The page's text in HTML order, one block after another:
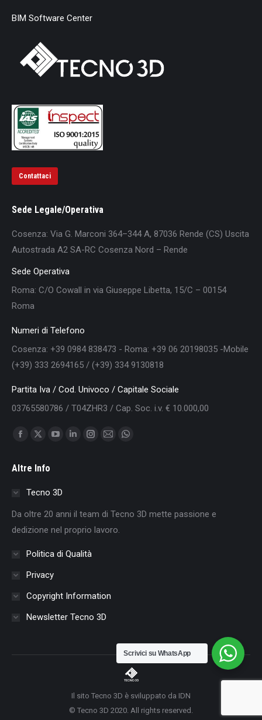
BIM Software Center
Contattaci
Sede Legale/Operativa
Cosenza: Via G. Marconi 364–344 A, 87036 Rende (CS) Uscita
Autostrada A2 SA-RC Cosenza Nord – Rende
Sede Operativa
Roma: C/O Cowall in via Giuseppe Libetta, 15/C – 00154
Roma
Numeri di Telefono
Cosenza: +39 0984 838473 - Roma: +39 06 20198035 -Mobile
(+39) 333 2694165 / (+39) 334 9130818
Partita Iva / Cod. Univoco / Capitale Sociale
03765580786 / T04ZHR3 / Cap. Soc. i.v. € 10.000,00
Find us on:
Facebook
opens
window
X
opens
window
YouTube
window
Linkedin
window
Instagram
window
Mail
window
Whatsapp
window
Altre Info
Tecno 3D
Da oltre 20 anni il team di Tecno 3D mette passione e
dedizione nel proprio lavoro.
Politica di Qualità
Privacy
Copyright Information
Newsletter Tecno 3D
Il sito Tecno 3D è sviluppato da IDN
© Tecno 3D 2020. All rights reserved.
Scrivici su WhatsApp